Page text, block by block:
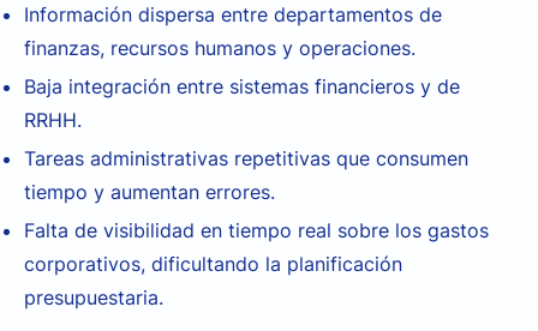
Información dispersa entre departamentos de
finanzas, recursos humanos y operaciones.
Baja integración entre sistemas financieros y de
RRHH.
Tareas administrativas repetitivas que consumen
tiempo y aumentan errores.
Falta de visibilidad en tiempo real sobre los gastos
corporativos, dificultando la planificación
presupuestaria.